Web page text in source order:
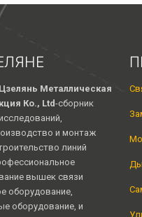
Металлическая
Ко., Ltd-сборник
и монтаж
линий
вышек связи
оборудование,
оборудование, и